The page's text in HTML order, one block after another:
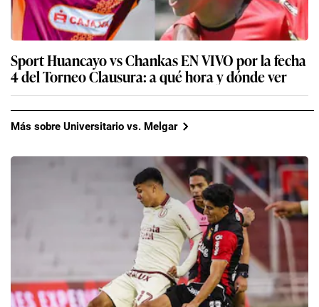
Sport Huancayo vs Chankas EN VIVO por la fecha
4 del Torneo Clausura: a qué hora y dónde ver
Más sobre Universitario vs. Melgar